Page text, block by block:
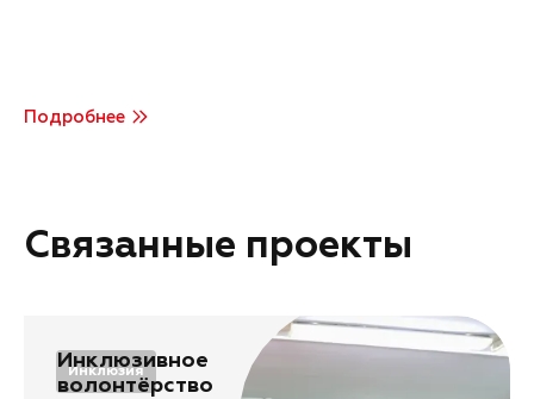
Подробнее
Связанные проекты
Инклюзия
Инклюзивное
волонтёрство